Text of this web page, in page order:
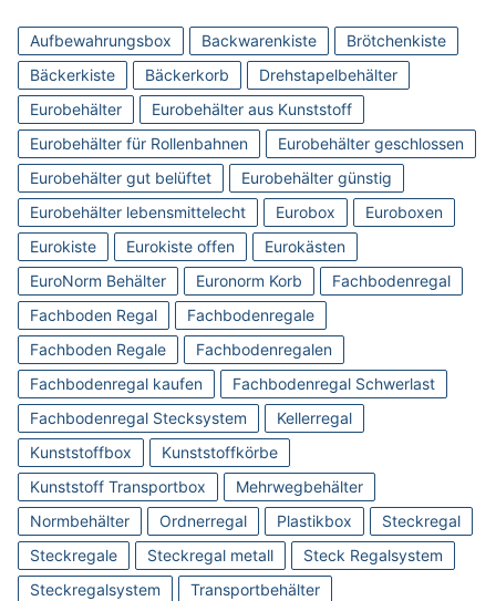
Aufbewahrungsbox Backwarenkiste
Brötchenkiste
Bäckerkiste
Bäckerkorb
Drehstapelbehälter
Eurobehälter
Eurobehälter aus Kunststoff
Eurobehälter für Rollenbahnen
Eurobehälter geschlossen
Eurobehälter gut belüftet
Eurobehälter günstig
Eurobehälter lebensmittelecht
Eurobox
Euroboxen
Eurokiste
Eurokiste offen
Eurokästen
EuroNorm Behälter
Euronorm Korb
Fachbodenregal
Fachboden Regal
Fachbodenregale
Fachboden Regale
Fachbodenregalen
Fachbodenregal kaufen
Fachbodenregal Schwerlast
Fachbodenregal Stecksystem
Kellerregal
Kunststoffbox
Kunststoffkörbe
Kunststoff Transportbox
Mehrwegbehälter
Normbehälter
Ordnerregal Plastikbox
Steckregal
Steckregale
Steckregal metall
Steck Regalsystem
Steckregalsystem
Transportbehälter